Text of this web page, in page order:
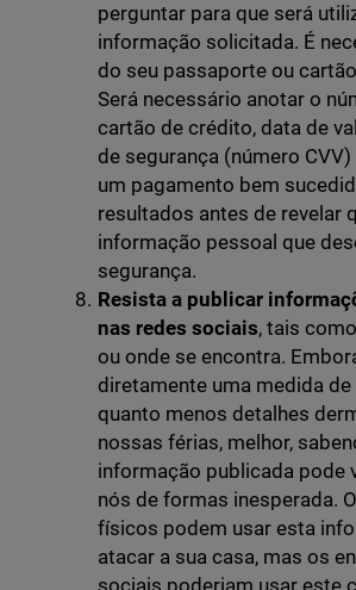
perguntar para que será
informação solicitada. É
do seu passaporte ou
Será necessário anotar o
cartão de crédito, data de
de segurança (número
um pagamento bem
resultados antes de revelar
informação pessoal que
segurança.
Resista a publicar
nas redes sociais, tais
ou onde se encontra.
diretamente uma medida
quanto menos detalhes
nossas férias, melhor,
informação publicada pode
nós de formas inesperada.
físicos podem usar esta
atacar a sua casa, mas os